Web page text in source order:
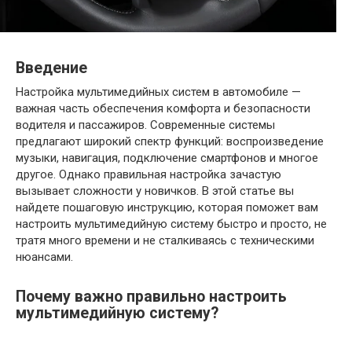
Введение
Настройка мультимедийных систем в автомобиле —
важная часть обеспечения комфорта и безопасности
водителя и пассажиров. Современные системы
предлагают широкий спектр функций: воспроизведение
музыки, навигация, подключение смартфонов и многое
другое. Однако правильная настройка зачастую
вызывает сложности у новичков. В этой статье вы
найдете пошаговую инструкцию, которая поможет вам
настроить мультимедийную систему быстро и просто, не
тратя много времени и не сталкиваясь с техническими
нюансами.
Почему важно правильно настроить
мультимедийную систему?